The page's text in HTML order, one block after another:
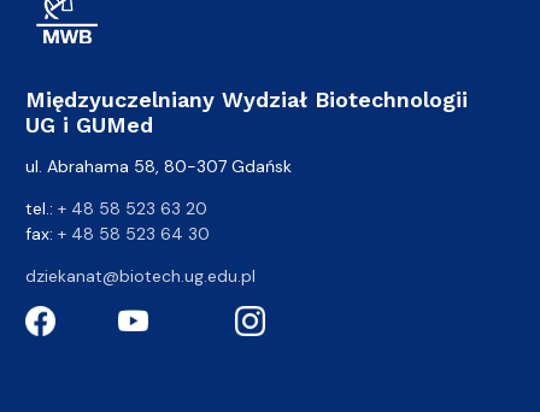
Międzyuczelniany Wydział Biotechnologii
UG i GUMed
ul. Abrahama 58, 80-307 Gdańsk
tel.: + 48 58 523 63 20
fax: + 48 58 523 64 30
dziekanat@biotech.ug.edu.pl